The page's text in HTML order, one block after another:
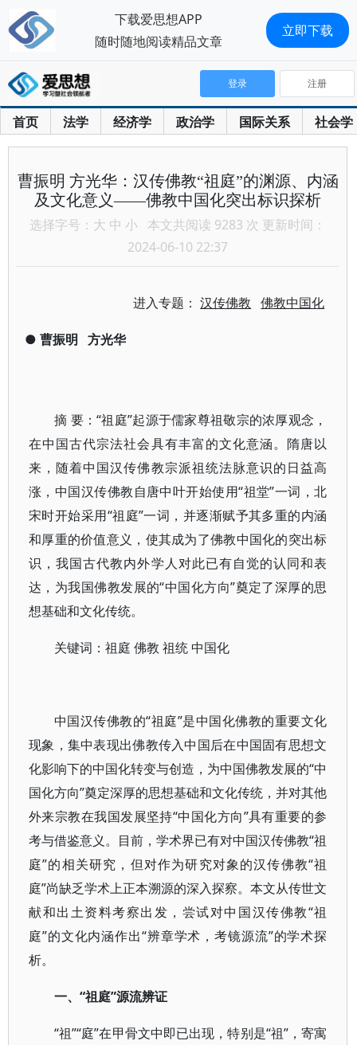
首页 法学 经济学 政治学 国际关系 社会学
登录 注册
曹振明 方光华：汉传佛教“祖庭”的渊源、内涵
及文化意义——佛教中国化突出标识探析
选择字号： 大 中 小 本文共阅读 9283 次 更新时间：
2024-06-10 22:37
进入专题：汉传佛教 佛教中国化
● 曹振明 方光华
摘 要：“祖庭”起源于儒家尊祖敬宗的浓厚观念，
在中国古代宗法社会具有丰富的文化意涵。隋唐以
来，随着中国汉传佛教宗派祖统法脉意识的日益高
涨，中国汉传佛教自唐中叶开始使用“祖堂”一词，北
宋时开始采用“祖庭”一词，并逐渐赋予其多重的内涵
和厚重的价值意义，使其成为了佛教中国化的突出标
识，我国古代教内外学人对此已有自觉的认同和表
达，为我国佛教发展的“中国化方向”奠定了深厚的思
想基础和文化传统。
关键词：祖庭 佛教 祖统 中国化
中国汉传佛教的“祖庭”是中国化佛教的重要文化
现象，集中表现出佛教传入中国后在中国固有思想文
化影响下的中国化转变与创造，为中国佛教发展的“中
国化方向”奠定深厚的思想基础和文化传统，并对其他
外来宗教在我国发展坚持“中国化方向”具有重要的参
考与借鉴意义。目前，学术界已有对中国汉传佛教“祖
庭”的相关研究，但对作为研究对象的汉传佛教“祖
庭”尚缺乏学术上正本溯源的深入探察。本文从传世文
献和出土资料考察出发，尝试对中国汉传佛教“祖
庭”的文化内涵作出“辨章学术，考镜源流”的学术探
析。
一、“祖庭”源流辨证
“祖”“庭”在甲骨文中即已出现，特别是“祖”，寄寓
下载爱思想APP
随时随地阅读精品文章
立即下载